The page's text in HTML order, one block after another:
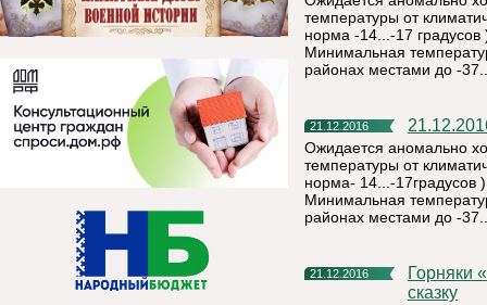
температуры от
норма -14...-17 градусов
Минимальная
районах местами до -
21.12.2016
Ожидается аномально
температуры от
норма- 14...-17градусов
Минимальная
районах местами до -
21.12.2016
Горняки «Боксита Тимана» компании РУСАЛ подарили детям
сказку